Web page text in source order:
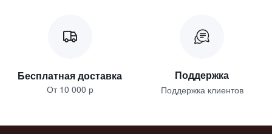
Бесплатная доставка
От 10 000 р
Поддержка
Поддержка клиентов